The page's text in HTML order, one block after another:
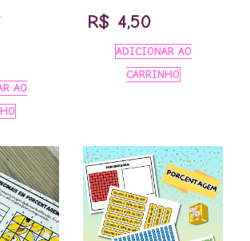
7,50.
AO
R$ 4,50
ADICIONAR AO
CARRINHO